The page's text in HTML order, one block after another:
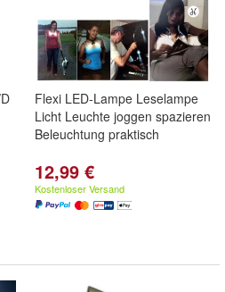
Flexi LED-Lampe Leselampe
Licht Leuchte joggen spazieren
Beleuchtung praktisch
12,99 €
Kostenloser Versand